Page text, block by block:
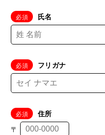
氏名
フリガナ
住所
〒